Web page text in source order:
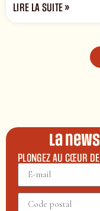
LIRE LA SUITE »
La
PLONGEZ AU CŒUR